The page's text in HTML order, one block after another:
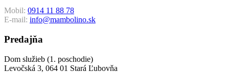
Mobil: 0914 11 88 78
E-mail: info@mambolino.sk
Predajňa
Dom služieb (1. poschodie)
Levočská 3, 064 01 Stará Ľubovňa